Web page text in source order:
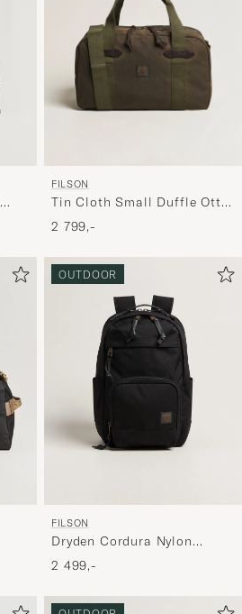
FILSON
Tin Cloth Small Duffle Otter
Green
2 799,-
OUTDOOR
FILSON
Dryden Cordura Nylon
Backpack Black
2 499,-